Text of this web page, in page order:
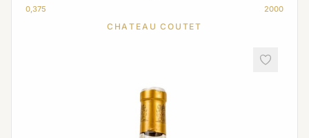
0,375 2000
CHATEAU COUTET